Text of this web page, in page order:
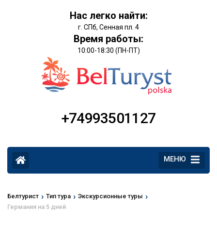
Нас легко найти:
г. СПб, Сенная пл. 4
Время работы:
10:00-18:30 (ПН-ПТ)
+74993501127
МЕНЮ
Белтурист › Тип тура › Экскурсионные туры ›
Германия на 5 дней